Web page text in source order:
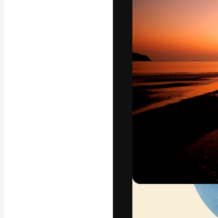
trabajo. Más
entre
estudios.
Español
Copyright © 2010-